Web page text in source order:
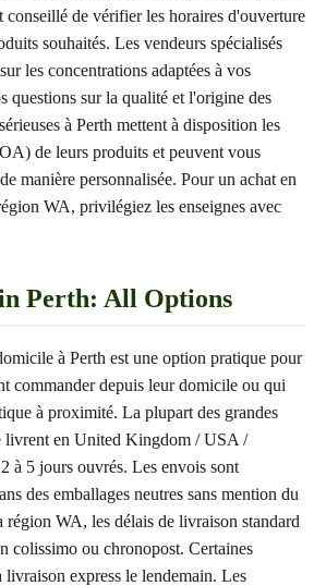
conseillé de vérifier les horaires d'ouverture
souhaités. Les vendeurs spécialisés
les concentrations adaptées à vos
questions sur la qualité et l'origine des
à Perth mettent à disposition les
de leurs produits et peuvent vous
manière personnalisée. Pour un achat en
WA, privilégiez les enseignes avec
Perth: All Options
à Perth est une option pratique pour
commander depuis leur domicile ou qui
à proximité. La plupart des grandes
livrent en United Kingdom / USA /
à 5 jours ouvrés. Les envois sont
des emballages neutres sans mention du
région WA, les délais de livraison standard
colissimo ou chronopost. Certaines
livraison express le lendemain. Les